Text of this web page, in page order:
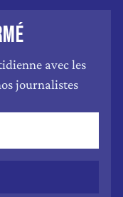
avec les
journalistes